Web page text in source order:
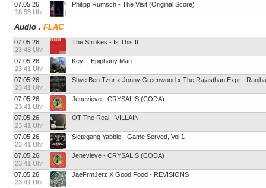
07.05.26
18:53 Uhr
Philipp Rumsch - The Visit (Original Score)
Audio . FLAC
07.05.26
23:48 Uhr
The Strokes - Is This It
07.05.26
23:41 Uhr
Key! - Epiphany Man
07.05.26
23:41 Uhr
Shye Ben Tzur x Jonny Greenwood x The Rajasthan Expr - Ranjha
07.05.26
23:41 Uhr
Jenevieve - CRYSALIS (CODA)
07.05.26
23:41 Uhr
OT The Real - VILLAIN
07.05.26
23:41 Uhr
Sietegang Yabbie - Game Served, Vol 1
07.05.26
23:41 Uhr
Jenevieve - CRYSALIS (CODA)
07.05.26
23:41 Uhr
JaeFrmJerz X Good Food - REVISIONS